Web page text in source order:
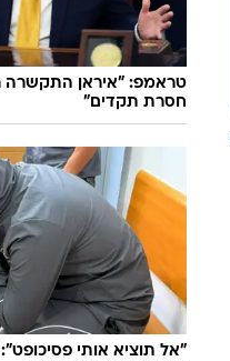
טראמפ: "איראן התקשרה
חסרת תקדים"
"אל תוציא אותי